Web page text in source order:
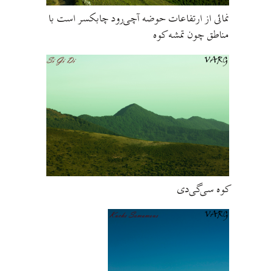
نمائی از ارتفاعات حوضه آچی‌رود چابکسر است با
مناطق چون تمشه کوه
کوه سی‌گی‌دی